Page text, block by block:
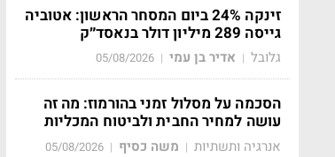
זינקה 24% ביום המסחר הראשון: אטוביה
גייסה 289 מיליון דולר בנאסד״ק
גלובל | אדיר בן עמי |
05/08/2026
הסכמה על מסלול זמני בהורמוז: מה זה
עושה למחיר החבית ולביטוח המכליות
אנרגיה ותשתיות | משה כסיף |
05/08/2026